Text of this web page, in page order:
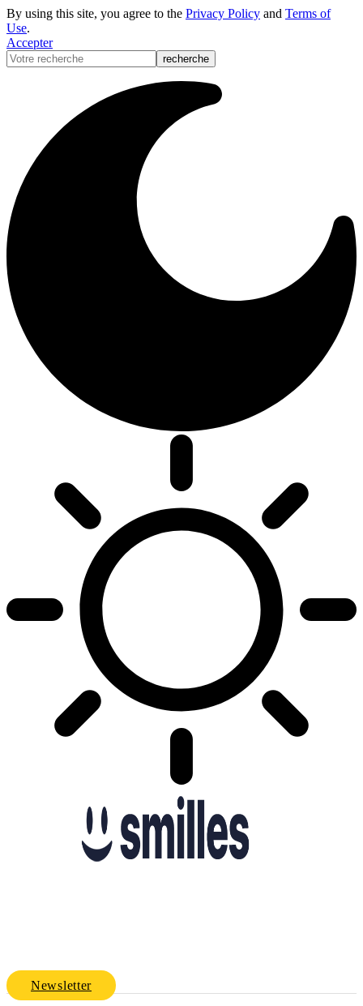
By using this site, you agree to the Privacy Policy and Terms of
Use.
Accepter
Newsletter